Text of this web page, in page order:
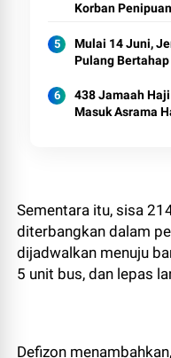
Korban Penipuan
Mulai 14 Juni,
Pulang
438 Jamaah
Masuk Asrama
Sementara itu, sisa
diterbangkan dalam
dijadwalkan menuju
5 unit bus, dan lepas
Defizon